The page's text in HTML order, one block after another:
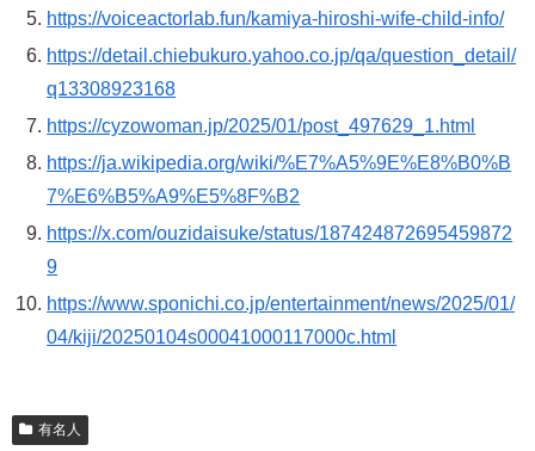
https://voiceactorlab.fun/kamiya-hiroshi-wife-child-info/
https://detail.chiebukuro.yahoo.co.jp/qa/question_detail/
q13308923168
https://cyzowoman.jp/2025/01/post_497629_1.html
https://ja.wikipedia.org/wiki/%E7%A5%9E%E8%B0%B
7%E6%B5%A9%E5%8F%B2
https://x.com/ouzidaisuke/status/187424872695459872
9
https://www.sponichi.co.jp/entertainment/news/2025/01/
04/kiji/20250104s00041000117000c.html
有名人